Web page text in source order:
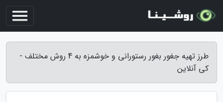
طرز تهیه جغور بغور رستورانی و خوشمزه به 4 روش مختلف -
کی آنلاین